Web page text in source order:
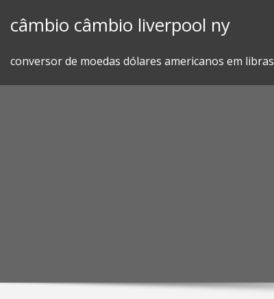
câmbio câmbio liverpool ny
conversor de moedas dólares americanos em libras